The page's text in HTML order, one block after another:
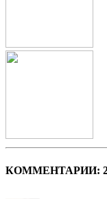
КОММЕНТАРИИ: